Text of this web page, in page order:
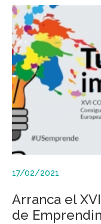
17/02/2021
Arranca el
de